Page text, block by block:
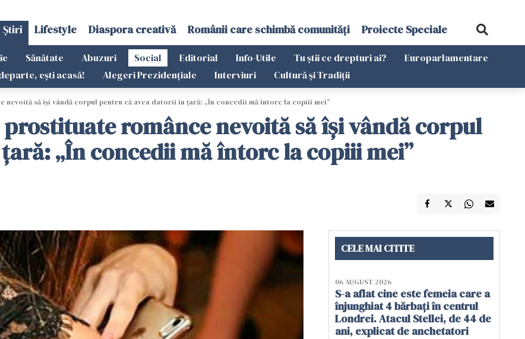
Știri Lifestyle Diaspora creativă Românii care schimbă comunități Proiecte Speciale
Sănătate Abuzuri Social Editorial Info-Utile Tu știi ce drepturi ai?
Europarlamentare
ești acasă! Alegeri Prezidențiale Interviuri Cultură și Tradiții
nevoită să își vândă corpul pentru că avea datorii în țară: „În concedii mă întorc la copiii mei”
prostituate românce nevoită să își vândă corpul
„În concedii mă întorc la copiii mei”
CELE MAI CITITE
06 AUGUST 2026
S-a aflat cine este femeia care a
înjunghiat 4 bărbați în centrul
Londrei. Atacul Stellei, de 44 de
ani, explicat de anchetatori